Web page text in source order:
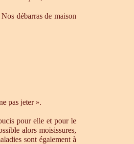
débarras de maison
pas jeter ».
pour elle et pour le
alors moisissures,
sont également à